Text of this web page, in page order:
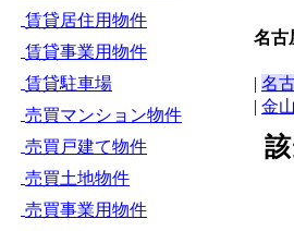
賃貸居住用物件
賃貸事業用物件
賃貸駐車場
売買マンション物件
売買戸建て物件
売買土地物件
売買事業用物件
名古
| 名
| 金山